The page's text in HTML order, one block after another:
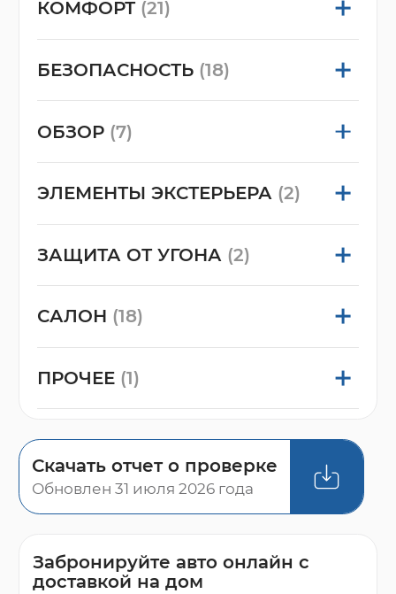
КОМФОРТ (21)
БЕЗОПАСНОСТЬ (18)
ОБЗОР (7)
ЭЛЕМЕНТЫ ЭКСТЕРЬЕРА (2)
ЗАЩИТА ОТ УГОНА (2)
САЛОН (18)
ПРОЧЕЕ (1)
Скачать отчет о проверке
Обновлен 31 июля 2026 года
Забронируйте авто онлайн с
доставкой на дом